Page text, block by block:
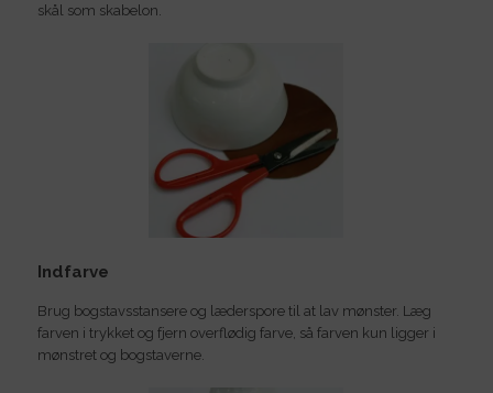
skål som skabelon.
Indfarve
Brug bogstavsstansere og læderspore til at lav mønster. Læg
farven i trykket og fjern overflødig farve, så farven kun ligger i
mønstret og bogstaverne.